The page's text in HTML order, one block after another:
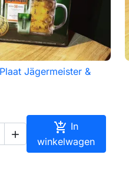
 Snel bekijken
Jägermeister &

 In
winkelwagen